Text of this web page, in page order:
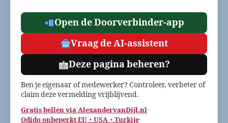
Open de Doorverbinder-app
Vraag de AI-assistent
Deze pagina beheren?
Ben je eigenaar of medewerker? Controleer, verbeter of
claim deze vermelding vrijblijvend.
Gratis bellen via AlexandervanDijl.nl·
Odido onbeperkt EU + USA + Turkije·